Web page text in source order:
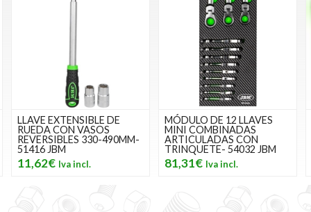
MÓDULO DE 12 LLAVES
MINI COMBINADAS
ARTICULADAS CON
TRINQUETE- 54032 JBM
81,31€
REMACHADORA
ARTICULADA
MULTIFUNCIÓN- 53993
JBM
82,28€